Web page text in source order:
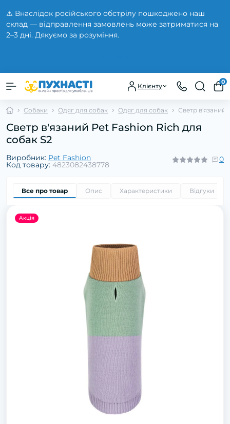
⚠️ Внаслідок російського обстрілу пошкоджено наш
склад — відправлення замовлень може затриматися на
2–3 дні. Дякуємо за розуміння.
Клієнту
0
Собаки Одяг для собак Одяг для собак Светр в'язаний
Светр в'язаний Pet Fashion Rich для
собак S2
Виробник: Pet Fashion
Код товару: 4823082438778
0
Все про товар Опис Характеристики Відгуки
Акція